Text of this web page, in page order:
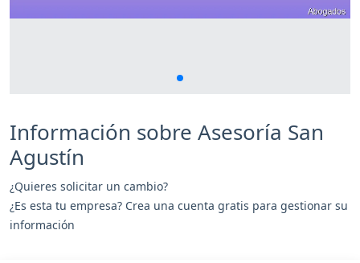
Información sobre Asesoría San
Agustín
¿Quieres solicitar un cambio?
¿Es esta tu empresa? Crea una cuenta gratis para gestionar su
información